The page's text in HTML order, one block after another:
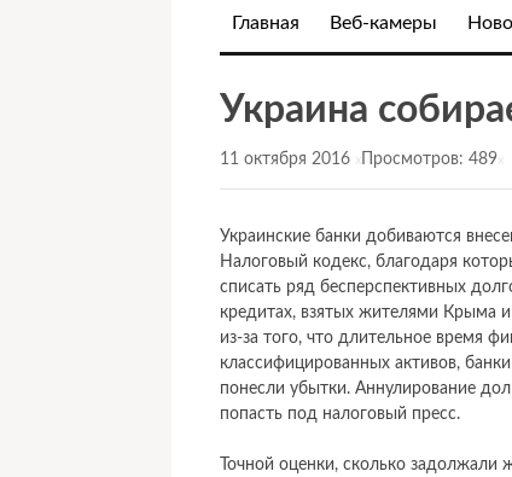
Главная Веб-камеры
Украина
11 октября 2016 x Просмотров: 489x
Украинские банки добиваются
Налоговый кодекс, благодаря
списать ряд бесперспективных
кредитах, взятых жителями Крыма
из-за того, что длительное время
классифицированных активов,
понесли убытки. Аннулирование
попасть под налоговый пресс.
Точной оценки, сколько